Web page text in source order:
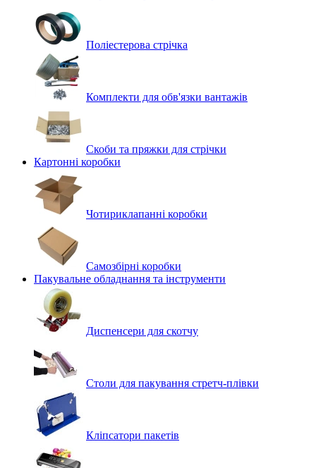
Поліестерова стрічка
Комплекти для обв'язки вантажів
Скоби та пряжки для стрічки
Картонні коробки
Чотириклапанні коробки
Самозбірні коробки
Пакувальне обладнання та інструменти
Диспенсери для скотчу
Столи для пакування стретч-плівки
Кліпсатори пакетів